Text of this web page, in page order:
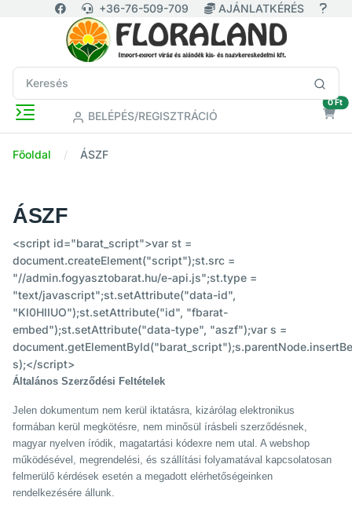
+36-76-509-709 AJÁNLATKÉRÉS
BELÉPÉS/REGISZTRÁCIÓ
0 Ft
Főoldal ÁSZF
ÁSZF
<script id="barat_script">var st =
document.createElement("script");st.src =
"//admin.fogyasztobarat.hu/e-api.js";st.type =
"text/javascript";st.setAttribute("data-id",
"KI0HIIUO");st.setAttribute("id", "fbarat-
embed");st.setAttribute("data-type", "aszf");var s =
s);</script>
Általános Szerződési Feltételek
Jelen dokumentum nem kerül iktatásra, kizárólag elektronikus
formában kerül megkötésre, nem minősül írásbeli szerződésnek,
magyar nyelven íródik, magatartási kódexre nem utal. A webshop
működésével, megrendelési, és szállítási folyamatával kapcsolatosan
felmerülő kérdések esetén a megadott elérhetőségeinken
rendelkezésére állunk.